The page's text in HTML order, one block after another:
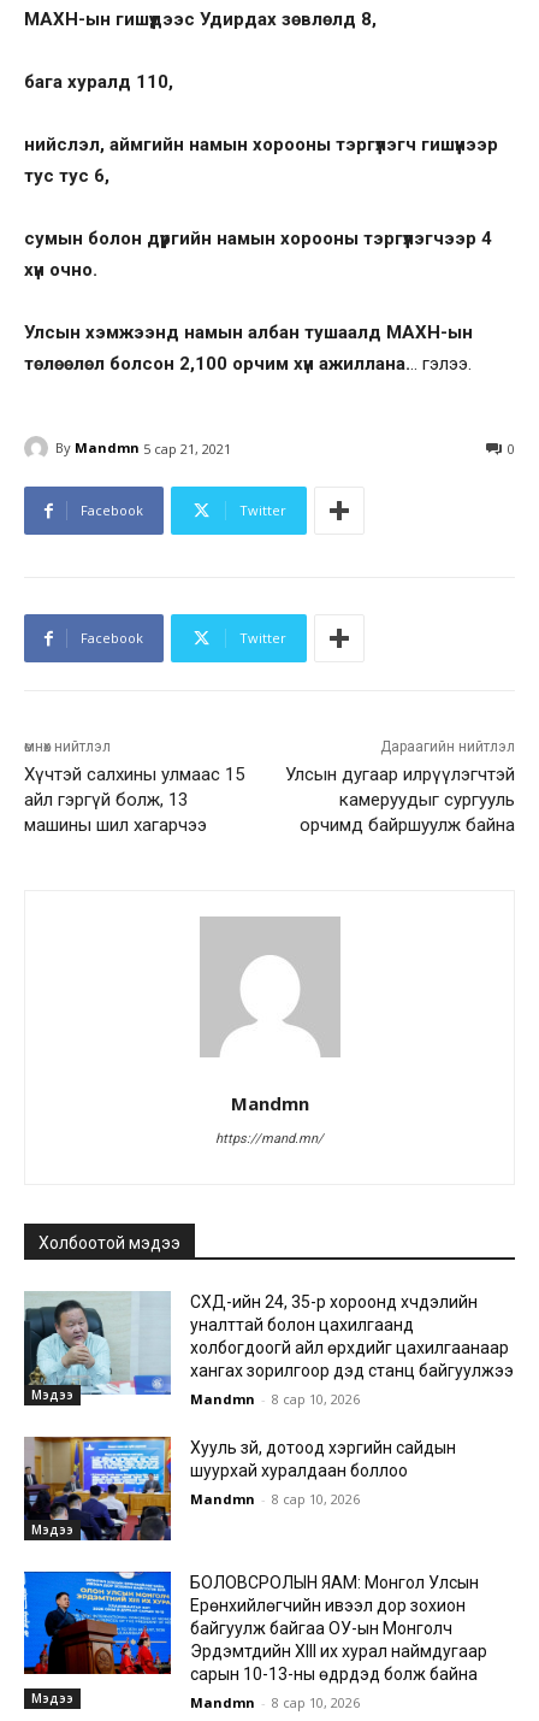
МАХН-ын гишүүдээс Удирдах зөвлөлд 8,
бага хуралд 110,
нийслэл, аймгийн намын хорооны тэргүүлэгч гишүүнээр
тус тус 6,
сумын болон дүүргийн намын хорооны тэргүүлэгчээр 4
хүн очно.
Улсын хэмжээнд намын албан тушаалд МАХН-ын
төлөөлөл болсон 2,100 орчим хүн ажиллана... гэлээ.
By Mandmn 5 сар 21, 2021 0
Facebook Twitter
Facebook Twitter
өмнөх нийтлэл
Хүчтэй салхины улмаас 15
айл гэргүй болж, 13
машины шил хагарчээ
Дараагийн нийтлэл
Улсын дугаар илрүүлэгчтэй
камеруудыг сургууль
орчимд байршуулж байна
Mandmn
https://mand.mn/
Холбоотой мэдээ
Мэдээ
СХД-ийн 24, 35-р хороонд хүчдэлийн
уналттай болон цахилгаанд
холбогдоогүй айл өрхүүдийг цахилгаанаар
хангах зорилгоор дэд станц байгуулжээ
Mandmn - 8 сар 10, 2026
Мэдээ
Хууль зүй, дотоод хэргийн сайдын
шуурхай хуралдаан боллоо
Mandmn - 8 сар 10, 2026
Мэдээ
БОЛОВСРОЛЫН ЯАМ: Монгол Улсын
Ерөнхийлөгчийн ивээл дор зохион
байгуулж байгаа ОУ-ын Монголч
Эрдэмтдийн XIII их хурал наймдугаар
сарын 10-13-ны өдрүүдэд болж байна
Mandmn - 8 сар 10, 2026